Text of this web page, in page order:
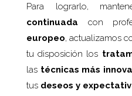
Para lograrlo,
continuada con
europeo, actualizamos
tu disposición los
las técnicas más
tus deseos y